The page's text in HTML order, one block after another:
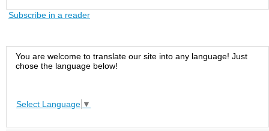
Subscribe in a reader
You are welcome to translate our site into any language! Just
chose the language below!
Select Language ▼